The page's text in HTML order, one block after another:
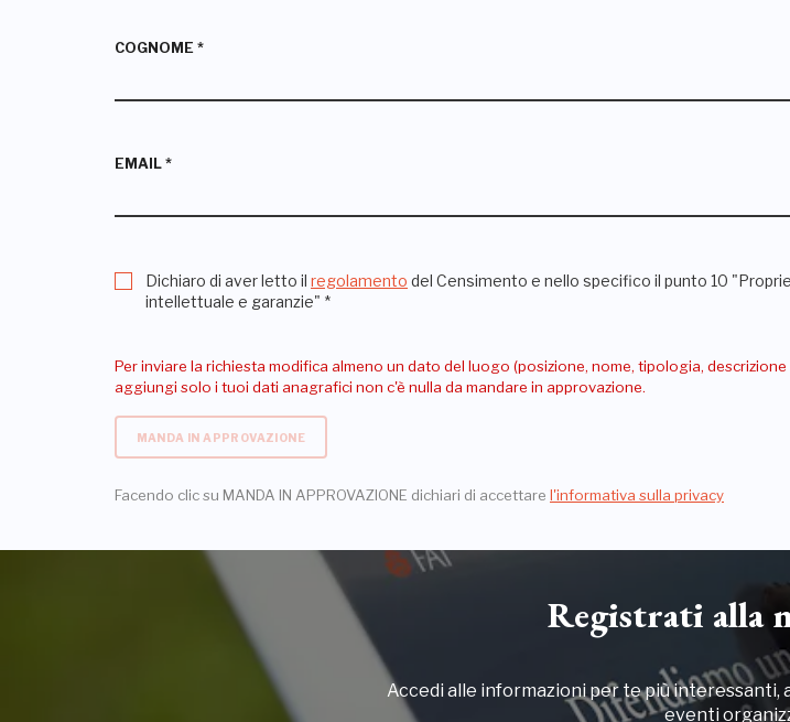
COGNOME *
EMAIL *
Dichiaro di aver letto il regolamento del Censimento e nello specifico il punto 10
intellettuale e garanzie" *
Per inviare la richiesta modifica almeno un dato del luogo (posizione, nome, tipologia,
aggiungi solo i tuoi dati anagrafici non c'è nulla da mandare in approvazione.
MANDA IN APPROVAZIONE
Facendo clic su MANDA IN APPROVAZIONE dichiari di accettare l'informativa sulla privacy
Registrati alla
Accedi alle informazioni per te più interessanti,
eventi